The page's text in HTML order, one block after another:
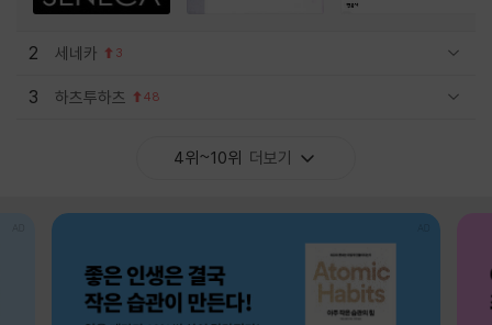
2 세네카 3
3 하츠투하츠 48
4위~10위 더보기